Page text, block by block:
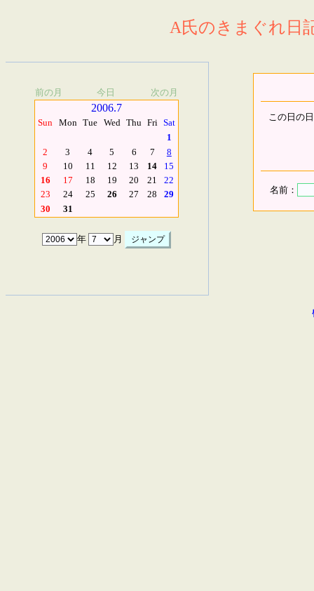
A氏のきまぐれ日
前の月 今日 次の月
2006.7
Sun Mon Tue Wed Thu Fri Sat
1
2
3 4 5 6 7
8
9
10 11 12 13 14
15
16
17 18 19 20 21
22
23
24 25 26 27 28
29
30
31
年 月
この日の
名前：